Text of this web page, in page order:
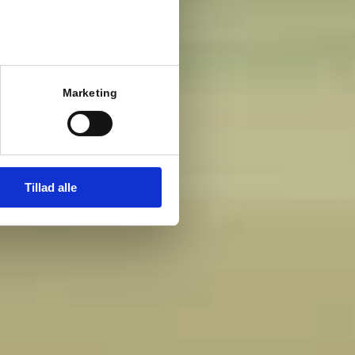
Marketing
Tillad alle
Isefjord